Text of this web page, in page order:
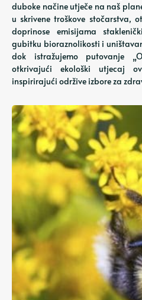
duboke načine utječe na naš
u skrivene troškove stočarstva,
doprinose emisijama
gubitku bioraznolikosti i
dok istražujemo putovanje
otkrivajući ekološki utjecaj
inspirirajući održive izbore za